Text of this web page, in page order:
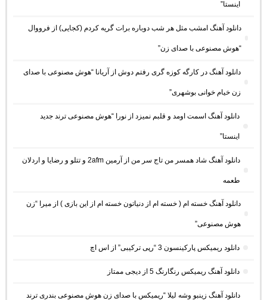
اینستا”
دانلود آهنگ امشب مثل هر شب دوباره برات گریه کردم (کجایی) از فرووال
“هوش مصنوعی با صدای زن”
دانلود آهنگ در کارگه کوزه گری رفتم دوش از آریانا “هوش مصنوعی با صدای
زن خیام خوانی بوشهری”
دانلود آهنگ اسمت اومد و قلبم نمیزد از نورا “هوش مصنوعی ترند جدید
اینستا”
دانلود آهنگ شاد همسر من تاج سر من از آرمین 2afm و تتلو و رضایا و اردلان
طعمه
دانلود آهنگ خسته ام ( خسته ام از دنیاتون خسته ام از این بازی ) از میرا “زن
هوش مصنوعی”
دانلود ریمیکس پارکینسون 3 “رپی ترکیبی” از اس اچ
دانلود آهنگ ریمیکس رنگارنگ 5 از دیجی ممتاز
دانلود آهنگ زینبو وشه لیلا “ریمیکس با صدای زن هوش مصنوعی بندری ترند